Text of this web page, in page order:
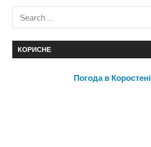
КОРИСНЕ
Погода в Коростені